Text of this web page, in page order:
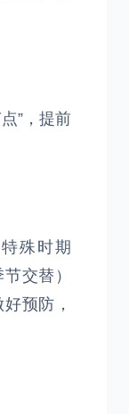
”，提前
殊时期
交替）
预防，